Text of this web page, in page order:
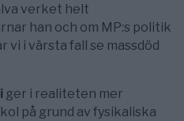
verket helt
han och om MP:s politik
vi i värsta fall se massdöd
ger i realiteten mer
på grund av fysikaliska